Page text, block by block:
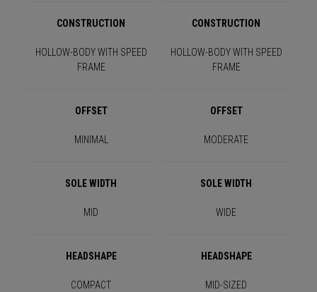
CONSTRUCTION CONSTRUCTION
HOLLOW-BODY WITH SPEED
FRAME
HOLLOW-BODY WITH SPEED
FRAME
OFFSET OFFSET
MINIMAL MODERATE
SOLE WIDTH SOLE WIDTH
MID WIDE
HEADSHAPE HEADSHAPE
COMPACT MID-SIZED